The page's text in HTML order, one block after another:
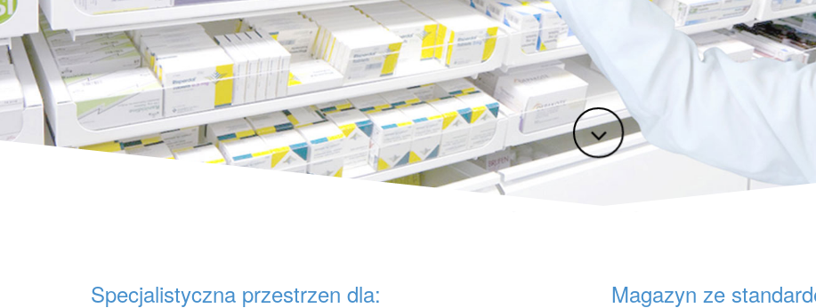
Specjalistyczna przestrzen dla: Magazyn ze